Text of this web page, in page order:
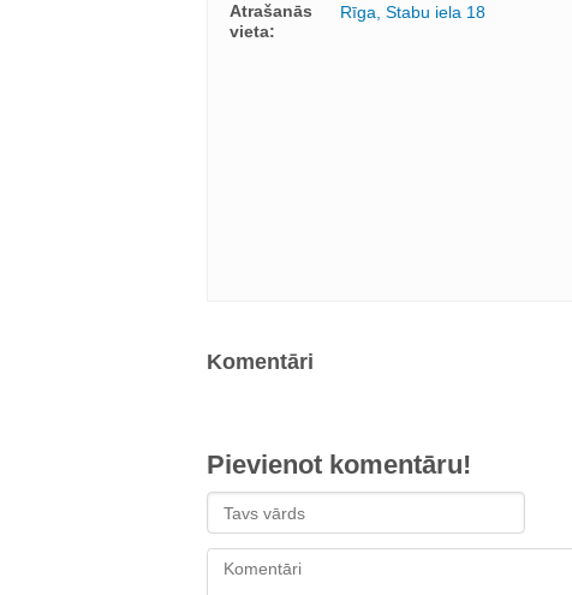
Atrašanās
vieta:
Rīga, Stabu iela 18
Komentāri
Pievienot komentāru!